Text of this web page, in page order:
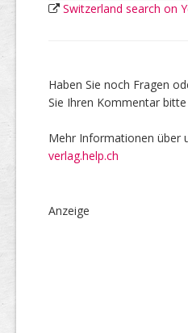
Switzerland search on
Haben Sie noch Fragen
Sie Ihren Kommentar
Mehr Informationen über
verlag.help.ch
Anzeige